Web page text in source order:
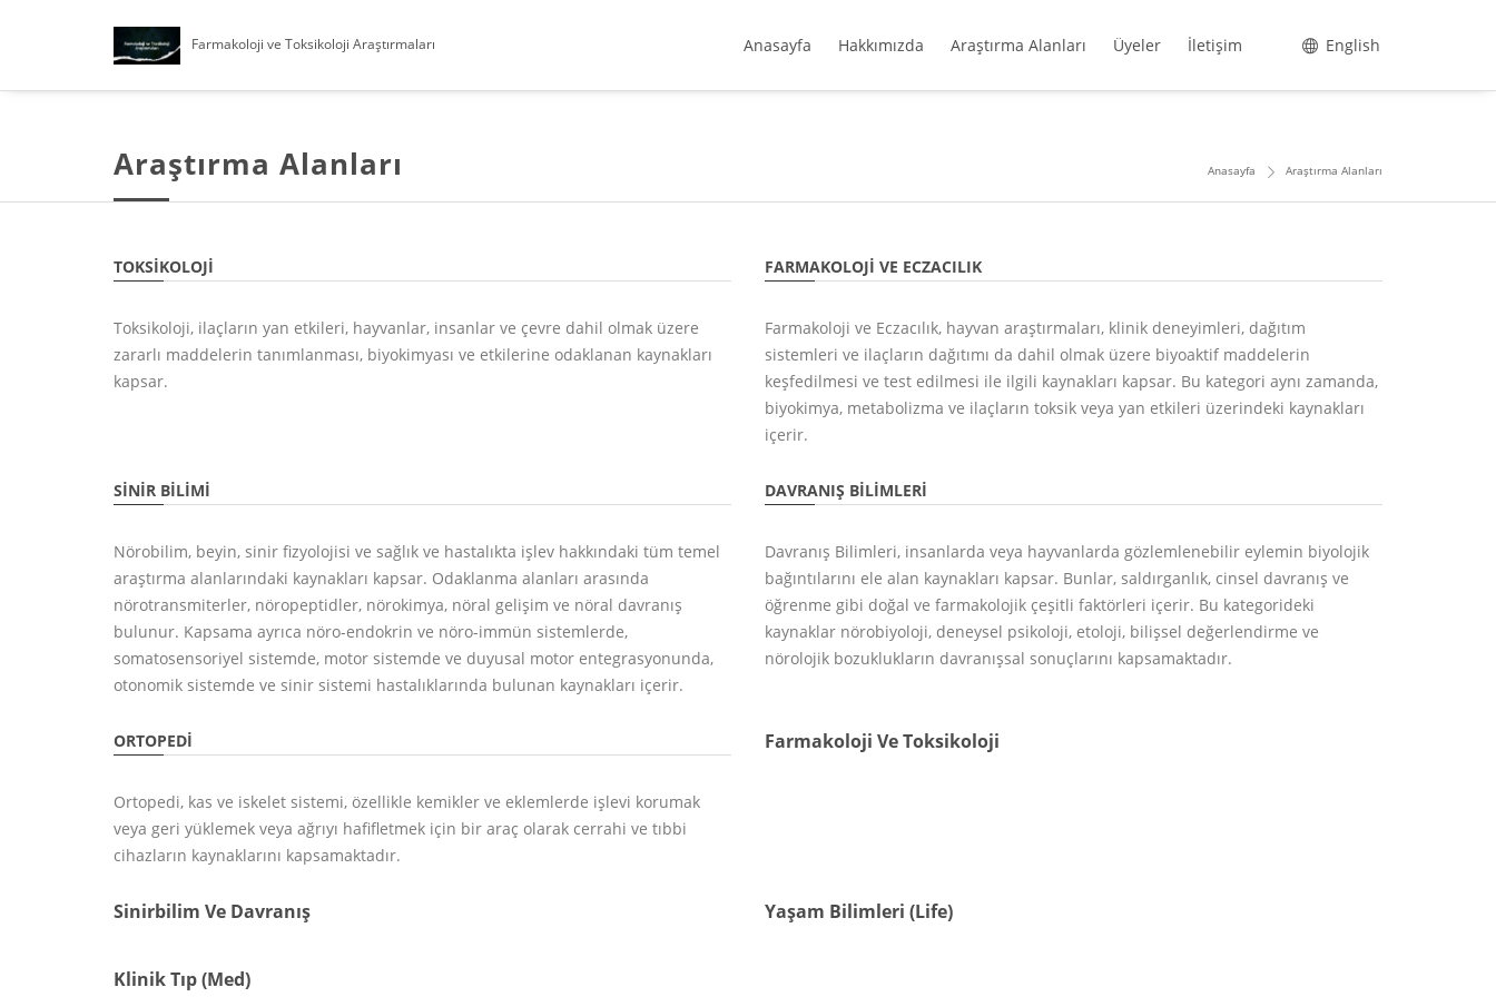
Farmakoloji ve Toksikoloji Araştırmaları Anasayfa Hakkımızda Araştırma Alanları Üyeler İletişim English
Araştırma Alanları Anasayfa Araştırma Alanları
TOKSIKOLOJI
Toksikoloji, ilaçların yan etkileri, hayvanlar, insanlar ve çevre dahil olmak üzere
zararlı maddelerin tanımlanması, biyokimyası ve etkilerine odaklanan kaynakları
kapsar.
FARMAKOLOJI VE ECZACILIK
Farmakoloji ve Eczacılık, hayvan araştırmaları, klinik deneyimleri, dağıtım
sistemleri ve ilaçların dağıtımı da dahil olmak üzere biyoaktif maddelerin
keşfedilmesi ve test edilmesi ile ilgili kaynakları kapsar. Bu kategori aynı zamanda,
biyokimya, metabolizma ve ilaçların toksik veya yan etkileri üzerindeki kaynakları
içerir.
SINIR BILIMI
Nörobilim, beyin, sinir fizyolojisi ve sağlık ve hastalıkta işlev hakkındaki tüm temel
araştırma alanlarındaki kaynakları kapsar. Odaklanma alanları arasında
nörotransmiterler, nöropeptidler, nörokimya, nöral gelişim ve nöral davranış
bulunur. Kapsama ayrıca nöro-endokrin ve nöro-immün sistemlerde,
somatosensoriyel sistemde, motor sistemde ve duyusal motor entegrasyonunda,
otonomik sistemde ve sinir sistemi hastalıklarında bulunan kaynakları içerir.
DAVRANIŞ BILIMLERI
Davranış Bilimleri, insanlarda veya hayvanlarda gözlemlenebilir eylemin biyolojik
bağıntılarını ele alan kaynakları kapsar. Bunlar, saldırganlık, cinsel davranış ve
öğrenme gibi doğal ve farmakolojik çeşitli faktörleri içerir. Bu kategorideki
kaynaklar nörobiyoloji, deneysel psikoloji, etoloji, bilişsel değerlendirme ve
nörolojik bozuklukların davranışsal sonuçlarını kapsamaktadır.
ORTOPEDI
Ortopedi, kas ve iskelet sistemi, özellikle kemikler ve eklemlerde işlevi korumak
veya geri yüklemek veya ağrıyı hafifletmek için bir araç olarak cerrahi ve tıbbi
cihazların kaynaklarını kapsamaktadır.
Farmakoloji Ve Toksikoloji
Sinirbilim Ve Davranış Yaşam Bilimleri (Life)
Klinik Tıp (Med)